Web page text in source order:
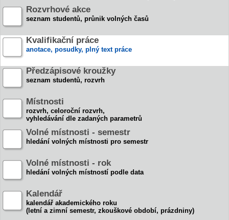
Rozvrhové akce
seznam studentů, průnik volných časů
Kvalifikační práce
anotace, posudky, plný text práce
Předzápisové kroužky
seznam studentů, rozvrh
Místnosti
rozvrh, celoroční rozvrh,
vyhledávání dle zadaných parametrů
Volné místnosti - semestr
hledání volných místnosti pro semestr
Volné místnosti - rok
hledání volných místností podle data
Kalendář
kalendář akademického roku
(letní a zimní semestr, zkouškové období, prázdniny)